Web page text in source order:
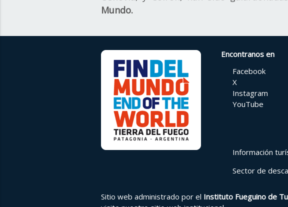
Mundo.
Encontranos en
Facebook
X
Instagram
YouTube
Información
Sector de
Sitio web administrado por el Instituto Fueguino de